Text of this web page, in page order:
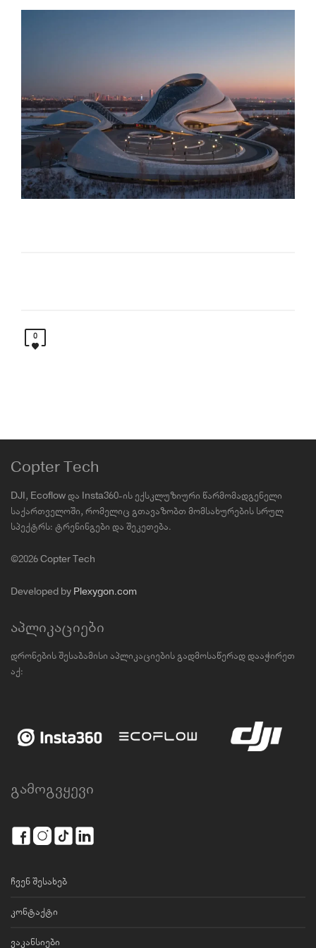
0
Copter Tech
DJI, Ecoflow და Insta360-ის ექსკლუზიური წარმომადგენელი
საქართველოში, რომელიც გთავაზობთ მომსახურების სრულ
სპექტრს: ტრენინგები და შეკეთება.
©2026 Copter Tech
Developed by Plexygon.com
აპლიკაციები
დრონების შესაბამისი აპლიკაციების გადმოსაწერად დააჭირეთ
აქ:
გამოგვყევი
ჩვენ შესახებ
კონტაქტი
ვაკანსიები